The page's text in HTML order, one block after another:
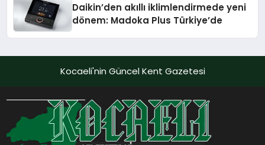
Daikin’den akıllı iklimlendirmede yeni
dönem: Madoka Plus Türkiye’de
Kocaeli'nin Güncel Kent Gazetesi